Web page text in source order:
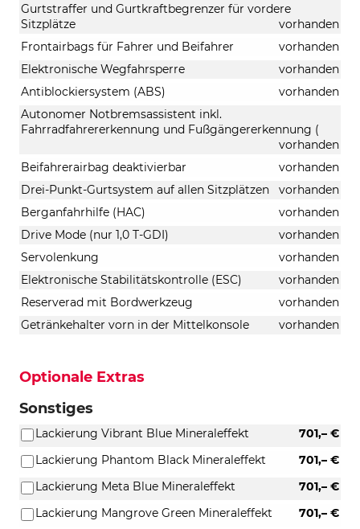
Gurtstraffer und Gurtkraftbegrenzer für vordere
Sitzplätze
vorhanden
Frontairbags für Fahrer und Beifahrer
vorhanden
Elektronische Wegfahrsperre
vorhanden
Antiblockiersystem (ABS)
vorhanden
Autonomer Notbremsassistent inkl.
Fahrradfahrererkennung und Fußgängererkennung (
vorhanden
Beifahrerairbag deaktivierbar
vorhanden
Drei-Punkt-Gurtsystem auf allen Sitzplätzen
vorhanden
Berganfahrhilfe (HAC)
vorhanden
Drive Mode (nur 1,0 T-GDI)
vorhanden
Servolenkung
vorhanden
Elektronische Stabilitätskontrolle (ESC)
vorhanden
Reserverad mit Bordwerkzeug
vorhanden
Getränkehalter vorn in der Mittelkonsole
vorhanden
Optionale Extras
Sonstiges
701,– €
Lackierung Vibrant Blue Mineraleffekt
701,– €
Lackierung Phantom Black Mineraleffekt
701,– €
Lackierung Meta Blue Mineraleffekt
701,– €
Lackierung Mangrove Green Mineraleffekt